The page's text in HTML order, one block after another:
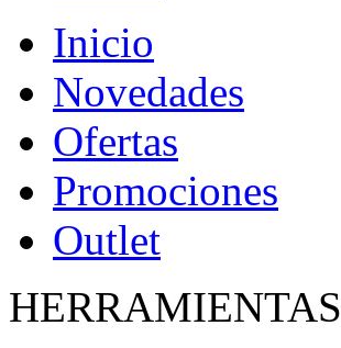
Inicio
Novedades
Ofertas
Promociones
Outlet
HERRAMIENTAS